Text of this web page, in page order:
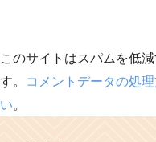
このサイトはスパムを低
す。
コメントデータの処
い。